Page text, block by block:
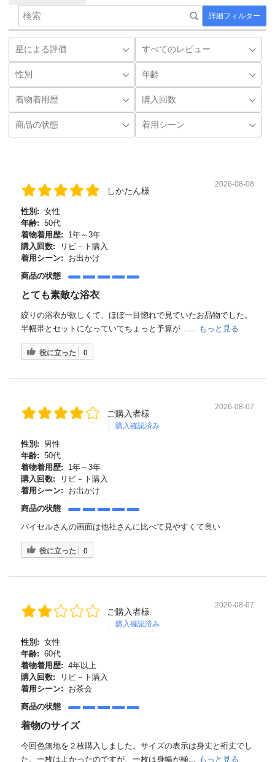
詳細フィルター
しかたん様
2026-08-08
性別: 女性
年齢: 50代
着物着用歴:
1年～3年
購入回数:
リピ－ト購入
着用シーン:
お出かけ
商品の状態
とても素敵な浴衣
絞りの浴衣が欲しくて、ほぼ一目惚れで見ていたお品物でした。
半幅帯とセットになっていてちょっと予算が…... もっと見る
役に立った 0
ご購入者様
購入確認済み
2026-08-07
性別:
男性
年齢: 50代
着物着用歴:
1年～3年
購入回数:
リピ－ト購入
着用シーン:
お出かけ
商品の状態
バイセルさんの画面は他社さんに比べて見やすくて良い
役に立った 0
ご購入者様
購入確認済み
2026-08-07
性別: 女性
年齢: 60代
着物着用歴: 4年以上
購入回数:
リピ－ト購入
着用シーン:
お茶会
商品の状態
着物のサイズ
今回色無地を２枚購入しました。サイズの表示は身丈と裄丈でし
た。一枚はよかったのですが、一枚は身幅が極...
もっと見る